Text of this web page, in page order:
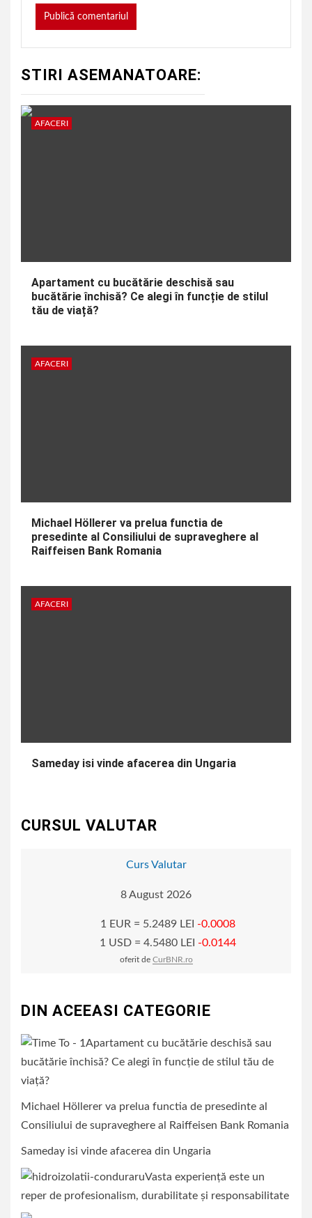
STIRI ASEMANATOARE:
AFACERI
Apartament cu bucătărie deschisă sau
bucătărie închisă? Ce alegi în funcție de stilul
tău de viață?
AFACERI
Michael Höllerer va prelua functia de
presedinte al Consiliului de supraveghere al
Raiffeisen Bank Romania
AFACERI
Sameday isi vinde afacerea din Ungaria
CURSUL VALUTAR
Curs Valutar
8 August 2026
1 EUR = 5.2489 LEI -0.0008
1 USD = 4.5480 LEI -0.0144
oferit de CurBNR.ro
DIN ACEEASI CATEGORIE
Apartament cu bucătărie deschisă sau
bucătărie închisă? Ce alegi în funcție de stilul tău de
viață?
Michael Höllerer va prelua functia de presedinte al
Consiliului de supraveghere al Raiffeisen Bank Romania
Sameday isi vinde afacerea din Ungaria
Vasta experiență este un
reper de profesionalism, durabilitate și responsabilitate